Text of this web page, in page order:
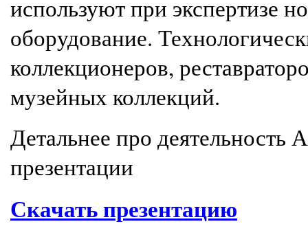
используют при экспертизе
оборудование.
коллекционеров,
музейных коллекций.
Детальнее про
презентации
Скачать презентацию